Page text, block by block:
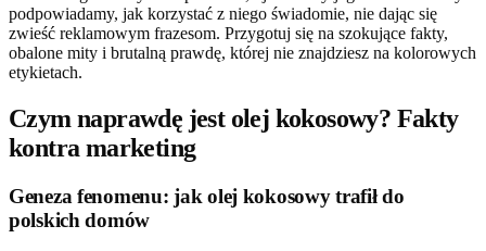
podpowiadamy, jak korzystać z niego świadomie, nie dając się
zwieść reklamowym frazesom. Przygotuj się na szokujące fakty,
obalone mity i brutalną prawdę, której nie znajdziesz na kolorowych
etykietach.
Czym naprawdę jest olej kokosowy? Fakty
kontra marketing
Geneza fenomenu: jak olej kokosowy trafił do
polskich domów